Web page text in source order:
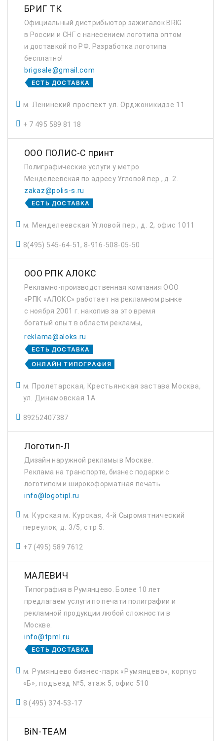
БРИГ ТК
Официальный дистрибьютор зажигалок BRIG
в России и СНГ с нанесением логотипа оптом
и доставкой по РФ. Разработка логотипа
бесплатно!
brigsale@gmail.com
ЕСТЬ ДОСТАВКА
м. Ленинский проспект ул. Орджоникидзе 11
+ 7 495 589 81 18
ООО ПОЛИС-С принт
Полиграфические услуги у метро
Менделеевская по адресу Угловой пер., д. 2.
zakaz@polis-s.ru
ЕСТЬ ДОСТАВКА
м. Менделеевская Угловой пер., д. 2, офис 1011
8(495) 545-64-51, 8-916-508-05-50
ООО РПК АЛОКС
Рекламно-производственная компания ООО
«РПК «АЛОКС» работает на рекламном рынке
с ноября 2001 г. накопив за это время
богатый опыт в области рекламы,
полиграфии и рекламно-сувенирной
продукции. Профиль агентства - рекламно-
производственное компа...
reklama@aloks.ru
ЕСТЬ ДОСТАВКА
ОНЛАЙН ТИПОГРАФИЯ
м. Пролетарская, Крестьянская застава Москва,
ул. Динамовская 1А
89252407387
Логотип-Л
Дизайн наружной рекламы в Москве.
Реклама на транспорте, бизнес подарки с
логотипом и широкоформатная печать.
info@logotipl.ru
м. Курская м. Курская, 4-й Сыромятнический
переулок, д. 3/5, стр 5:
+7 (495) 589 7612
МАЛЕВИЧ
Типография в Румянцево. Более 10 лет
предлагаем услуги по печати полиграфии и
рекламной продукции любой сложности в
Москве.
info@tpml.ru
ЕСТЬ ДОСТАВКА
м. Румянцево бизнес-парк «Румянцево», корпус
«Б», подъезд №5, этаж 5, офис 510
8 (495) 374-53-17
BiN-TEAM